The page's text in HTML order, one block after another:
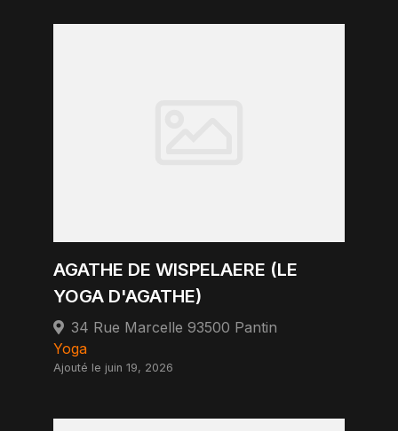
AGATHE DE WISPELAERE (LE
YOGA D'AGATHE)
34 Rue Marcelle 93500 Pantin
Yoga
Ajouté le juin 19, 2026